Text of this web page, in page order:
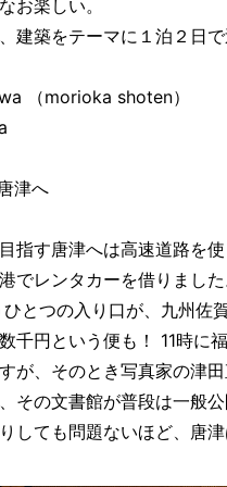
お楽しい。
建築をテーマに１泊２日
（morioka shoten）
津へ
指す唐津へは高速道路を
でレンタカーを借りまし
とつの入り口が、九州佐
千円という便も！ 11時に
が、そのとき写真家の津
その文書館が普段は一般
しても問題ないほど、唐